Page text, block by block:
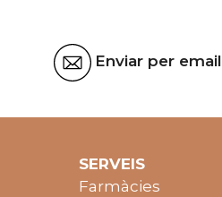
Enviar per email
SERVEIS
Farmàcies